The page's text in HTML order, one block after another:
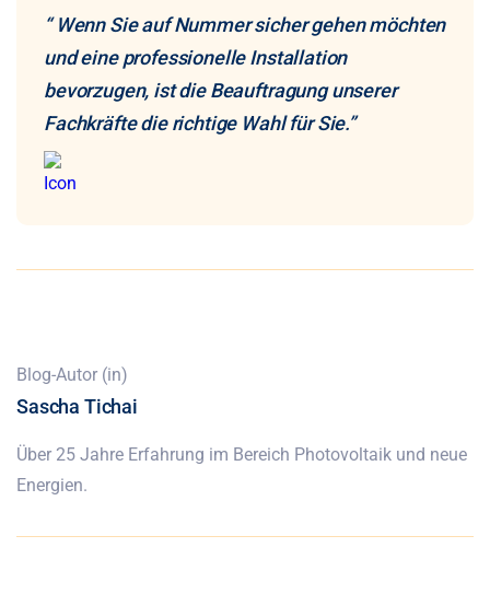
“ Wenn Sie auf Nummer sicher gehen möchten
und eine professionelle Installation
bevorzugen, ist die Beauftragung unserer
Fachkräfte die richtige Wahl für Sie.”
Blog-Autor (in)
Sascha Tichai
Über 25 Jahre Erfahrung im Bereich Photovoltaik und neue
Energien.